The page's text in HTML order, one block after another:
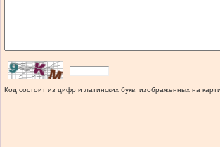
Код состоит из цифр и латинских букв, изображенных на